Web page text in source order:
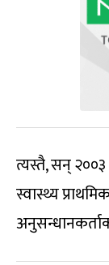
त्यस्तै, सन्
स्वास्थ्य